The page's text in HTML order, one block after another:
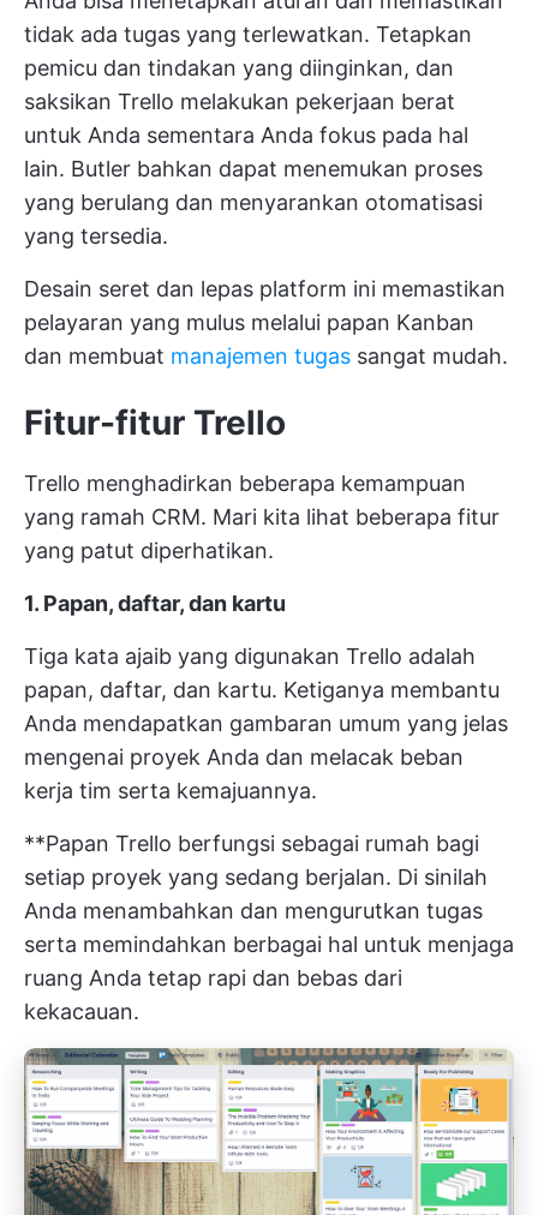
tidak ada tugas yang terlewatkan. Tetapkan
pemicu dan tindakan yang diinginkan, dan
saksikan Trello melakukan pekerjaan berat
untuk Anda sementara Anda fokus pada hal
lain. Butler bahkan dapat menemukan proses
yang berulang dan menyarankan otomatisasi
yang tersedia.
Desain seret dan lepas platform ini memastikan
pelayaran yang mulus melalui papan Kanban
dan membuat manajemen tugas sangat mudah.
Fitur-fitur Trello
Trello menghadirkan beberapa kemampuan
yang ramah CRM. Mari kita lihat beberapa fitur
yang patut diperhatikan.
1. Papan, daftar, dan kartu
Tiga kata ajaib yang digunakan Trello adalah
papan, daftar, dan kartu. Ketiganya membantu
Anda mendapatkan gambaran umum yang jelas
mengenai proyek Anda dan melacak beban
kerja tim serta kemajuannya.
**Papan Trello berfungsi sebagai rumah bagi
setiap proyek yang sedang berjalan. Di sinilah
Anda menambahkan dan mengurutkan tugas
serta memindahkan berbagai hal untuk menjaga
ruang Anda tetap rapi dan bebas dari
kekacauan.